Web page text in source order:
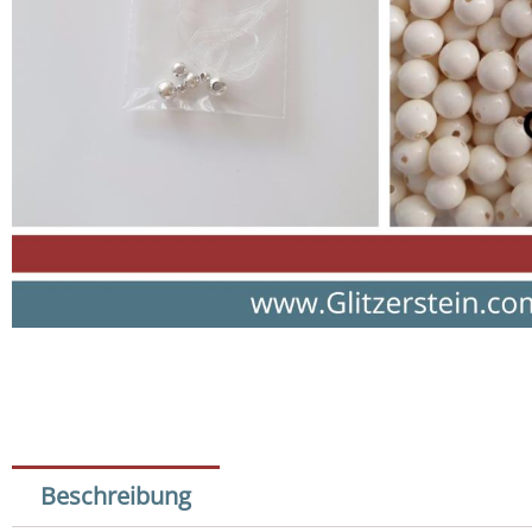
Beschreibung